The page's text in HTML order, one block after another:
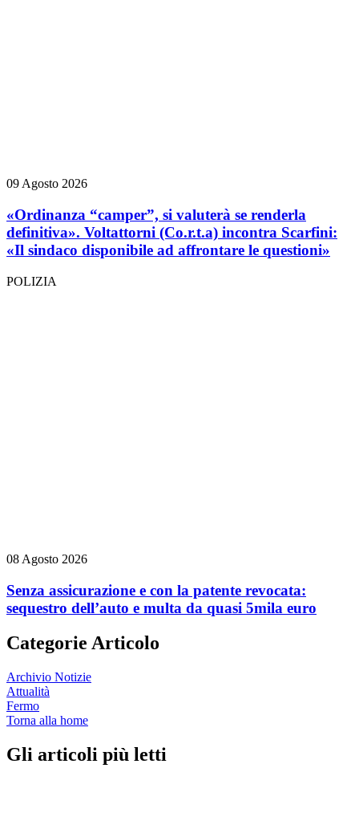
09 Agosto 2026
«Ordinanza “camper”, si valuterà se renderla
definitiva». Voltattorni (Co.r.t.a) incontra Scarfini:
«Il sindaco disponibile ad affrontare le questioni»
POLIZIA
08 Agosto 2026
Senza assicurazione e con la patente revocata:
sequestro dell’auto e multa da quasi 5mila euro
Categorie Articolo
Archivio Notizie
Attualità
Fermo
Torna alla home
Gli articoli più letti